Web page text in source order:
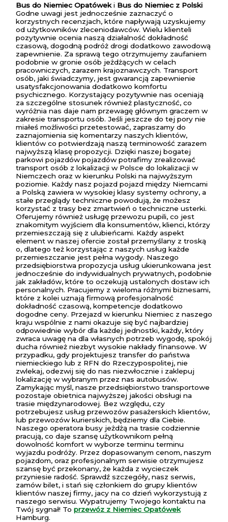
Bus do Niemiec Opatóweki Bus do Niemiec z Polski
Godne uwagi jest jednocześnie zaznaczyć o
korzystnych recenzjach, które napływają uzyskujemy
od użytkowników zleceniodawców. Wielu klienteli
pozytywnie ocenia naszą działalność dokładność
czasową, dogodną podróż drogi dodatkowo zawodową
zapewnienie. Za sprawą tego otrzymujemy zaufaniem
podobnie w gronie osób jeżdżących w celach
pracowniczych, zarazem krajoznawczych. Transport
osób, jaki świadczymy, jest gwarancją zapewnienie
usatysfakcjonowania dodatkowo komfortu
psychicznego. Korzystający pozytywnie nas oceniają
za szczególne stosunek również plastyczność, co
wyróżnia nas daje nam przewagę głównym graczem w
zakresie transportu osób. Jeśli jeszcze do tej pory nie
miałeś możliwości przetestować, zapraszamy do
zaznajomienia się komentarzy naszych klientów,
klientów co potwierdzają naszą terminowość zarazem
najwyższą klasę propozycji. Dzięki naszej bogatej
parkowi pojazdów pojazdów potrafimy zrealizować
transport osób z lokalizacji w Polsce do lokalizacji w
Niemczech oraz w kierunku Polski na najwyższym
poziomie. Każdy nasz pojazd pojazd między Niemcami
a Polską zawiera w wysokiej klasy systemy ochrony, a
stałe przeglądy techniczne powodują, że możesz
korzystać z trasy bez zmartwień o techniczne usterki.
Oferujemy również usługę przewozu pupili, co jest
znakomitym wyjściem dla konsumentów, klienci, którzy
przemieszczają się z ulubieńcami. Każdy aspekt
element w naszej ofercie został przemyślany z troską
o, dlatego też korzystając z naszych usług każde
przemieszczanie jest pełna wygody. Naszego
przedsiębiorstwa propozycja usług ukierunkowana jest
jednocześnie do indywidualnych prywatnych, podobnie
jak zakładów, które to oczekują ustalonych dostaw ich
personalnych. Pracujemy z wieloma różnymi biznesami,
które z kolei uznają firmową profesjonalność
dokładność czasową, kompetencje dodatkowo
dogodne ceny. Przejazd w kierunku Niemiec z naszego
kraju wspólnie z nami okazuje się być najbardziej
odpowiednie wybór dla każdej jednostki, każdy, który
zwraca uwagę na dla własnych potrzeb wygodę, spokój
ducha również niezbyt wysokie nakłady finansowe. W
przypadku, gdy projektujesz transfer do państwa
niemieckiego lub z RFN do Rzeczypospolitej, nie
zwlekaj, odezwij się do nas niezwłocznie i zaklepuj
lokalizację w wybranym przez nas autobusów.
Zamykając myśl, nasze przedsiębiorstwo transportowe
pozostaje obietnica najwyższej jakości obsługi na
trasie międzynarodowej. Bez względu, czy
potrzebujesz usług przewozów pasażerskich klientów,
lub przewozów kurierskich, będziemy dla Ciebie.
Naszego operatora busy jeżdżą na trasie codziennie
pracują, co daje szansę użytkownikom pełną
dowolność komfort w wyborze terminu terminu
wyjazdu podróży. Przez dopasowanym cenom, naszym
pojazdom, oraz profesjonalnym serwisie otrzymujesz
szansę być przekonany, że każda z wycieczek
przyniesie radość. Sprawdź szczegóły, nasz serwis,
zamów bilet, i stań się członkiem do grupy klientów
klientów naszej firmy, jacy na co dzień wykorzystują z
naszego serwisu. Wypatrujemy Twojego kontaktu na
Twój sygnał! To przewóz z Niemiec Opatówek
Hamburg.